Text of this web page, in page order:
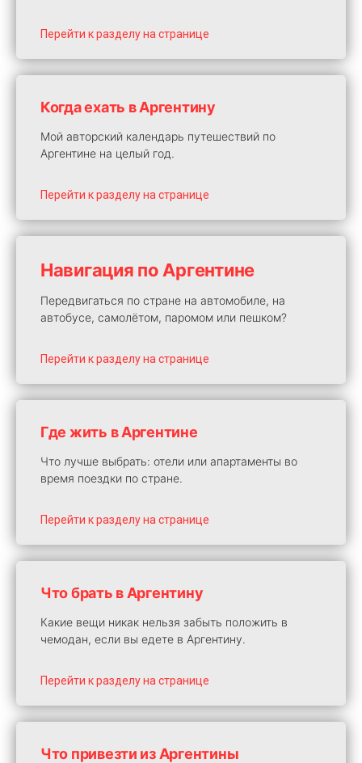
Перейти к разделу на странице
Когда ехать в Аргентину
Мой авторский календарь путешествий по
Аргентине на целый год.
Перейти к разделу на странице
Навигация по Аргентине
Передвигаться по стране на автомобиле, на
автобусе, самолётом, паромом или пешком?
Перейти к разделу на странице
Где жить в Аргентине
Что лучше выбрать: отели или апартаменты во
время поездки по стране.
Перейти к разделу на странице
Что брать в Аргентину
Какие вещи никак нельзя забыть положить в
чемодан, если вы едете в Аргентину.
Перейти к разделу на странице
Что привезти из Аргентины